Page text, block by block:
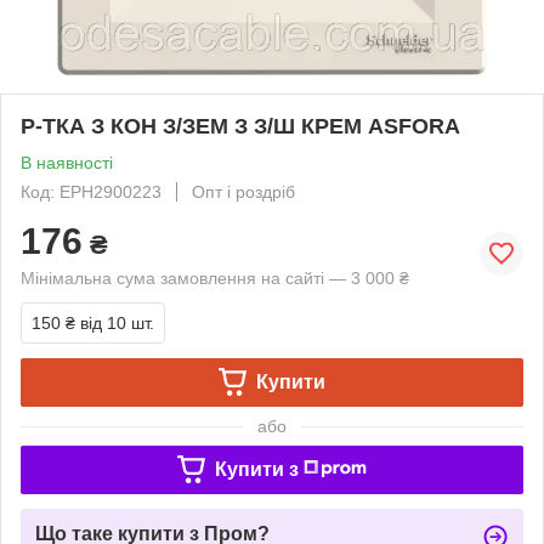
Р-ТКА З КОН З/ЗЕМ З З/Ш КРЕМ ASFORA
В наявності
Код: EPH2900223
Опт і роздріб
176 ₴
Мінімальна сума замовлення на сайті — 3 000 ₴
150 ₴ від 10 шт.
Купити
або
Купити з
Що таке купити з Пром?